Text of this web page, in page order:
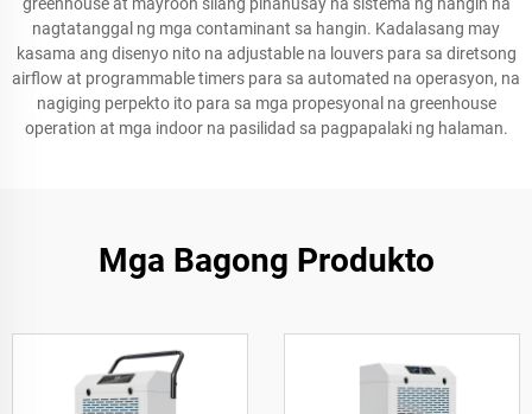
nagtatanggal ng mga contaminant sa hangin. Kadalasang may
kasama ang disenyo nito na adjustable na louvers para sa diretsong
airflow at programmable timers para sa automated na operasyon, na
nagiging perpekto ito para sa mga propesyonal na greenhouse
operation at mga indoor na pasilidad sa pagpapalaki ng halaman.
Mga Bagong Produkto